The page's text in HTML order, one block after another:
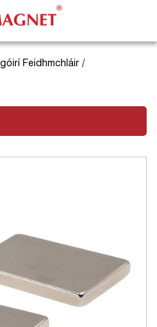
Feidhmchláir /